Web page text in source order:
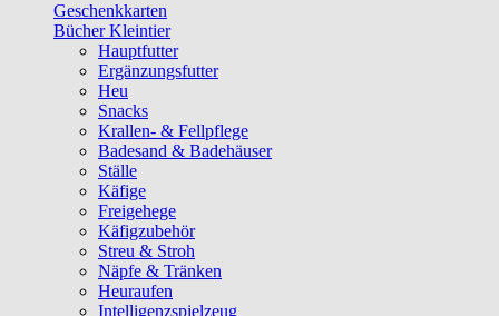
Geschenkkarten
Bücher Kleintier
Hauptfutter
Ergänzungsfutter
Heu
Snacks
Krallen- & Fellpflege
Badesand & Badehäuser
Ställe
Käfige
Freigehege
Käfigzubehör
Streu & Stroh
Näpfe & Tränken
Heuraufen
Intelligenzspielzeug